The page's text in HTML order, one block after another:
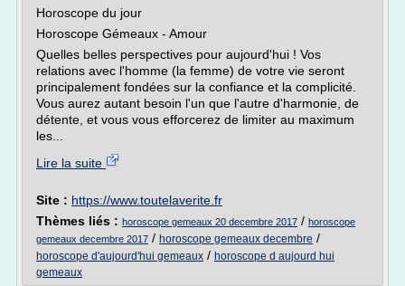
Horoscope du jour
Horoscope Gémeaux - Amour
Quelles belles perspectives pour aujourd'hui ! Vos
relations avec l'homme (la femme) de votre vie seront
principalement fondées sur la confiance et la complicité.
Vous aurez autant besoin l'un que l'autre d'harmonie, de
détente, et vous vous efforcerez de limiter au maximum
les...
Lire la suite
Site : https://www.toutelaverite.fr
Thèmes liés : horoscope gemeaux 20 decembre 2017 / horoscope
gemeaux decembre 2017 / horoscope gemeaux decembre /
horoscope d'aujourd'hui gemeaux / horoscope d aujourd hui
gemeaux